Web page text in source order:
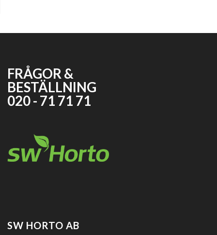
FRÅGOR &
BESTÄLLNING
020 - 71 71 71
SW HORTO AB